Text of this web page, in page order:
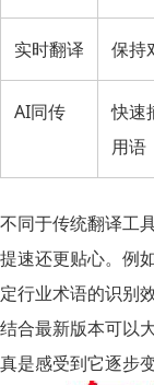
实时翻译 保持
AI同传
快速
用语
不同于传统翻译工
提速还更贴心。例
定行业术语的识别
结合最新版本可以
真是感受到它逐步